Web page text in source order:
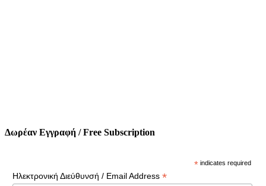
Δωρέαν Εγγραφή / Free Subscription
* indicates required
Ηλεκτρονική Διεύθυνσή / Email Address *